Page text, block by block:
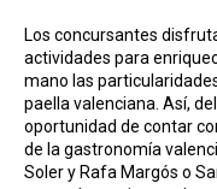
Los concursantes
actividades para
mano las
paella valenciana. Así,
oportunidad de contar
de la gastronomía
Soler y Rafa Margós o